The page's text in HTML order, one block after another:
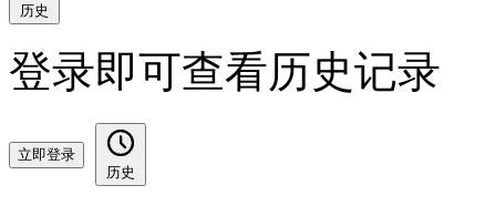
历史
登录即可查看历史记录
立即登录
历史